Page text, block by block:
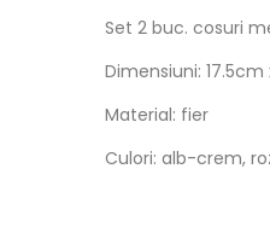
Set 2 buc. cosuri
Dimensiuni:
Material: fier
Culori: alb-crem,